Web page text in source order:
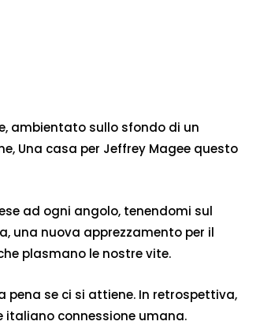
ambientato sullo sfondo di un
Una casa per Jeffrey Magee questo
ad ogni angolo, tenendomi sul
una nuova apprezzamento per il
plasmano le nostre vite.
pena se ci si attiene. In retrospettiva,
italiano connessione umana.